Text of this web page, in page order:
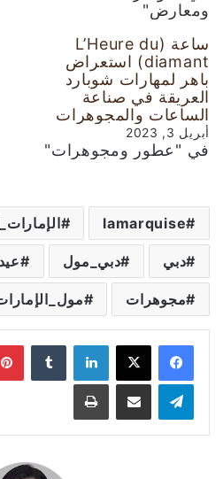
ومعارض"
ساعة (L’Heure du
diamant) استعراض
باهر لمهارات شوبارد
العريقة في صناعة
الساعات والمجوهرات
أبريل 3, 2023
في "عطور ومجوهرات"
lamarquise
دبي دبي_مول
مجوهرات
لينكدإن